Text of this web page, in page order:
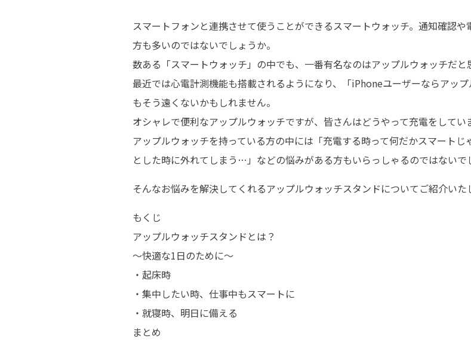
スマートフォンと連携させて使うことができるスマートウォッチ。通知確認
方も多いのではないでしょうか。
数ある「スマートウォッチ」の中でも、一番有名なのはアップルウォッチだと
最近では心電計測機能も搭載されるようになり、「iPhoneユーザーならアッ
もそう遠くないかもしれません。
オシャレで便利なアップルウォッチですが、皆さんはどうやって充電をしてい
アップルウォッチを持っている方の中には「充電する時って何だかスマート
とした時に外れてしまう…」などの悩みがある方もいらっしゃるのではないで
そんなお悩みを解決してくれるアップルウォッチスタンドについてご紹介いた
もくじ
アップルウォッチスタンドとは？
～快適な1日のために～
・起床時
・集中したい時、仕事中もスマートに
・就寝時、明日に備える
まとめ